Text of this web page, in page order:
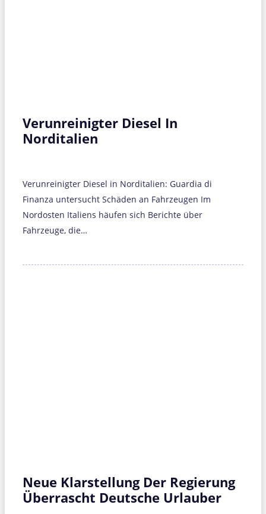
Verunreinigter Diesel In
Norditalien
Verunreinigter Diesel in Norditalien: Guardia di
Finanza untersucht Schäden an Fahrzeugen Im
Nordosten Italiens häufen sich Berichte über
Fahrzeuge, die…
Neue Klarstellung Der Regierung
Überrascht Deutsche Urlauber